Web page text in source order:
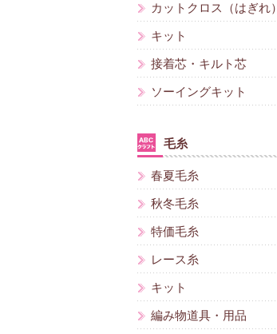
カットクロス（はぎれ）
キット
接着芯・キルト芯
ソーイングキット
毛糸
春夏毛糸
秋冬毛糸
特価毛糸
レース糸
キット
編み物道具・用品